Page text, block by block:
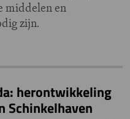
middelen en
zijn.
herontwikkeling
Schinkelhaven